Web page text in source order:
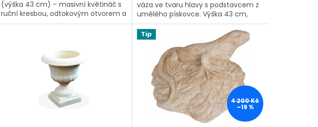
(výška 43 cm) – masivní květináč s
ruční kresbou, odtokovým otvorem a
elegantním vzhledem. Česká výro...
váza ve tvaru hlavy s podstavcem z
umělého pískovce. Výška 43 cm,
hmotnost 31 kg. Precizní ruční
výroba...
Tip
4 200 Kč
–19 %